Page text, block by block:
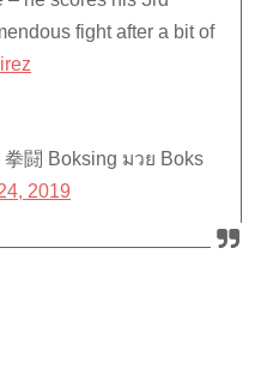
fight after a bit of
闘 Boksing มวย Boks
2019